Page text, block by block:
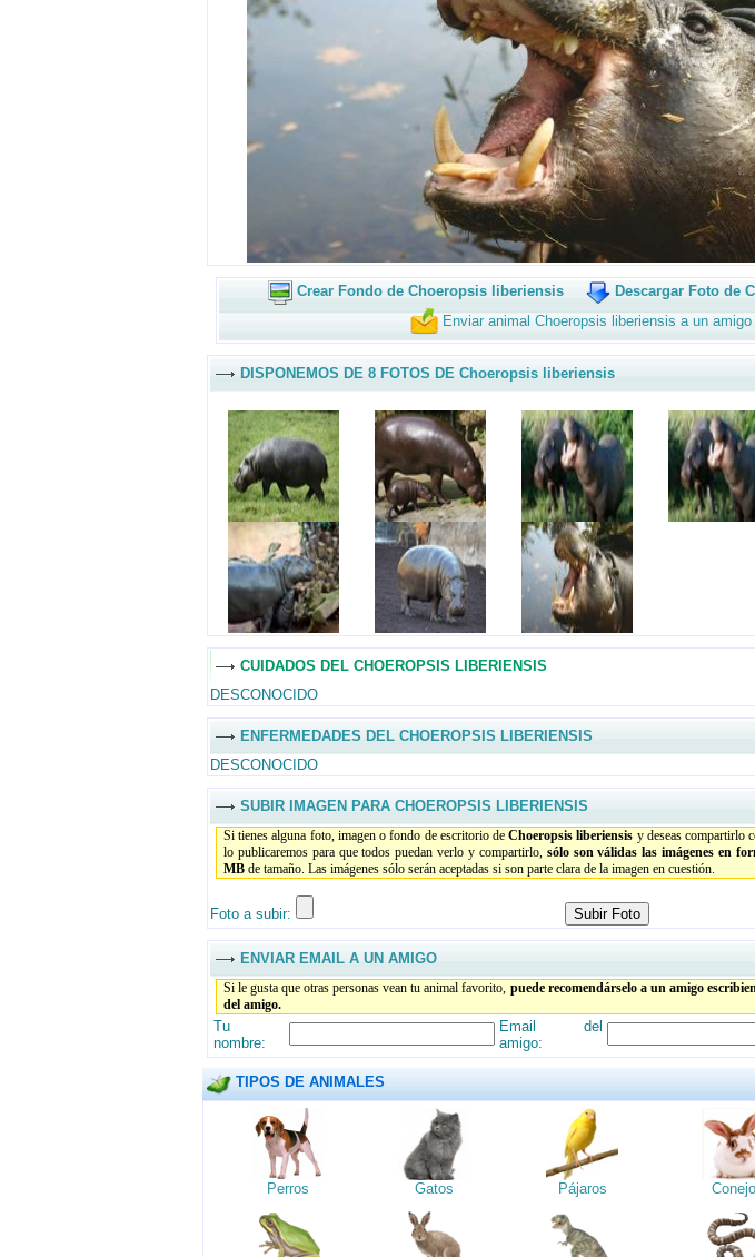
Crear Fondo de Choeropsis liberiensis
Descargar Foto de
Enviar animal Choeropsis liberiensis a un amigo
DISPONEMOS DE 8 FOTOS DE Choeropsis liberiensis
CUIDADOS DEL CHOEROPSIS LIBERIENSIS
DESCONOCIDO
ENFERMEDADES DEL CHOEROPSIS LIBERIENSIS
DESCONOCIDO
SUBIR IMAGEN PARA CHOEROPSIS LIBERIENSIS
Si tienes alguna foto, imagen o fondo de escritorio deChoeropsis liberiensis y deseas compartirlo
lo publicaremos para que todos puedan verlo y compartirlo, sólo son válidas las imágenes en
MB de tamaño. Las imágenes sólo serán aceptadas si son parte clara de la imagen en cuestión.
Foto a subir:
ENVIAR EMAIL A UN AMIGO
Si le gusta que otras personas vean tu animal favorito, puede recomendárselo a un amigo
del amigo.
Tu
nombre:
Email del
amigo:
TIPOS DE ANIMALES
Perros Gatos Pájaros